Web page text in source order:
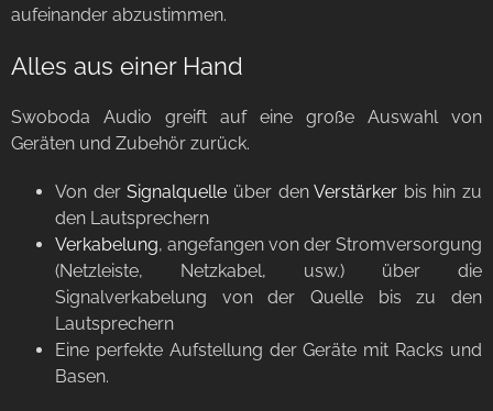
aufeinander abzustimmen.
Alles aus einer Hand
Swoboda Audio greift auf eine große Auswahl von
Geräten und Zubehör zurück.
Von derSignalquelle über denVerstärker bis hin zu
den Lautsprechern
Verkabelung, angefangen von der Stromversorgung
(Netzleiste, Netzkabel, usw.) über die
Signalverkabelung von der Quelle bis zu den
Lautsprechern
Eine perfekte Aufstellung der Geräte mit Racks und
Basen.